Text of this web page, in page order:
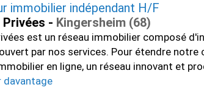
immobilier indépendant H/F
- Kingersheim (68)
est un réseau immobilier composé
par nos services. Pour étendre
en ligne, un réseau innovant et
davantage